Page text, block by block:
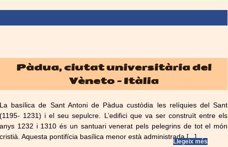
Pàdua, ciutat universitària del
Vèneto – Itàlia
La basílica de Sant Antoni de Pàdua custòdia les relíquies del Sant
(1195- 1231) i el seu sepulcre. L’edifici que va ser construït entre els
anys 1232 i 1310 és un santuari venerat pels pelegrins de tot el món
cristià. Aquesta pontifícia basílica menor està administrada [...]
Llegeix més